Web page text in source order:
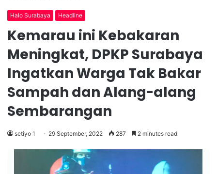
Halo Surabaya Headline
Kemarau ini Kebakaran
Meningkat, DPKP Surabaya
Ingatkan Warga Tak Bakar
Sampah dan Alang-alang
Sembarangan
setiyo 1 29 September, 2022 287 2 minutes read